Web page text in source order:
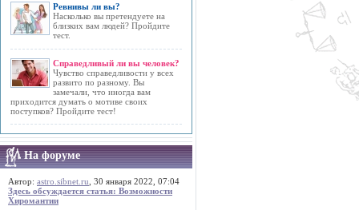
Ревнивы ли вы?
Насколько вы претендуете на
близких вам людей? Пройдите
тест.
Справедливый ли вы человек?
Чувство справедливости у всех
развито по разному. Вы
замечали, что иногда вам
приходится думать о мотиве своих
поступков? Пройдите тест!
На форуме
Автор: astro.sibnet.ru , 30 января 2022, 07:04
Здесь обсуждается статья: Возможности
Хиромантии